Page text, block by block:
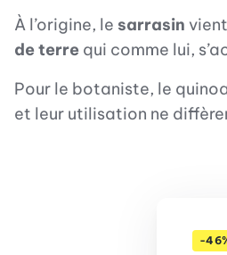
À l’origine, le sarrasin
de terre qui comme lui,
Pour le botaniste, le
et leur utilisation ne
-